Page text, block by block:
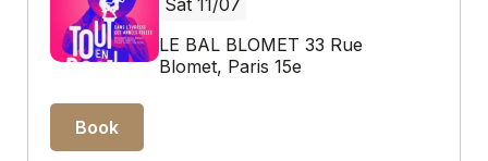
Sat 11/07
LE BAL BLOMET 33 Rue
Blomet, Paris 15e
Book